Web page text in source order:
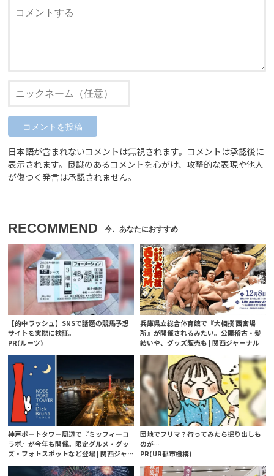
日本語が含まれないコメントは無視されます。コメントは承認後に
表示されます。良識のあるコメントを心がけ、攻撃的な表現や他人
が傷つく発言は承認されません。
RECOMMEND
【的中ラッシュ】SNSで話題の競馬予想
サイトを実際に検証。
PR(ルーツ)
兵庫県立総合体育館で『大相撲 西宮場
所』が開催されるみたい。公開稽古・髪
結いや、グッズ販売も | 関西ジャーナル
神戸ポートタワー周辺で『ミッフィーコ
ラボ』が今年も開催。限定グルメ・グッ
ズ・フォトスポットなど登場 | 関西ジャ
団地でフリマ？行ってみたら掘り出しも
のが…
PR(UR都市機構)